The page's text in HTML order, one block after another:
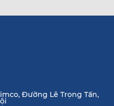
Đường Lê Trọng Tấn,